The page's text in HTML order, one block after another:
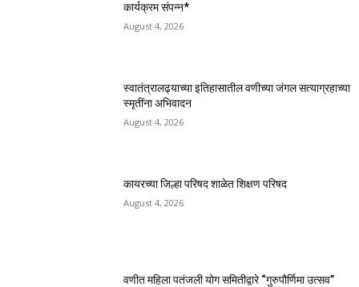
कार्यक्रम संपन्न*
August 4, 2026
स्वातंत्रालढ्याच्या इतिहासातील वणीच्या जंगल सत्याग्रहाच्या
स्मृतींना अभिवादन
August 4, 2026
कायरच्या जिल्हा परिषद शाळेत शिक्षण परिषद
August 4, 2026
वणीत महिला पतंजली योग समितीद्वारे “गुरुपौर्णिमा उत्सव”